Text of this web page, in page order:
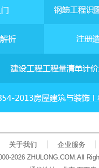
关于我们 企业服务
2026 ZHULONG.COM.All